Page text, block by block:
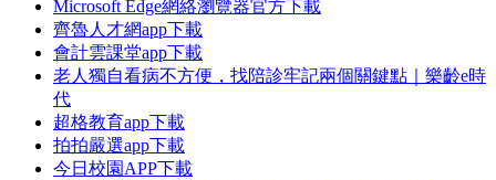
Microsoft Edge網絡瀏覽器官方下載
齊魯人才網app下載
會計雲課堂app下載
老人獨自看病不方便，找陪診牢記兩個關鍵點｜樂齡e時
代
超格教育app下載
拍拍嚴選app下載
今日校園APP下載